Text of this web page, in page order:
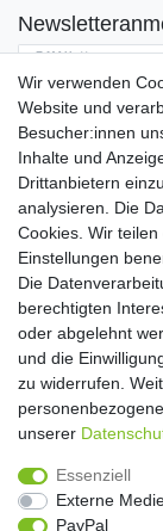
E-MAIL **
Hiermit bestätige
Einwilligung kann ich
Widerrufs­recht
Wir verwenden
Website und
Besucher:innen
Inhalte und
Drittanbietern
analysieren. Die
Cookies. Wir
Einstellungen
Die
berechtigten
oder abgelehnt
und die
zu widerrufen.
unserer
Essenziell
Externe
PayPal
Copyright
Angebote